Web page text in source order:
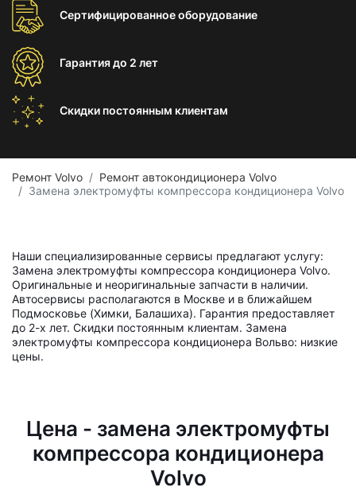
Сертифицированноеоборудование
Гарантиядо 2 лет
Скидки постоянным клиентам
Ремонт Volvo
Ремонт автокондиционера Volvo
Замена электромуфты компрессора кондиционера Volvo
Наши специализированные сервисы предлагают услугу:
Замена электромуфты компрессора кондиционера Volvo.
Оригинальные и неоригинальные запчасти в наличии.
Автосервисы располагаются в Москве и в ближайшем
Подмосковье (Химки, Балашиха). Гарантия предоставляет
до 2-х лет. Скидки постоянным клиентам. Замена
электромуфты компрессора кондиционера Вольво: низкие
цены.
Цена - замена электромуфты
компрессора кондиционера
Volvo